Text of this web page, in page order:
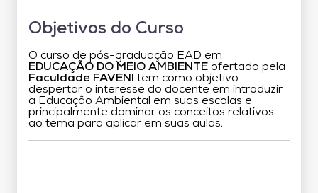
Objetivos do Curso
O curso de pós-graduação EAD em
EDUCAÇÃO DO MEIO AMBIENTE ofertado pela
Faculdade FAVENI
tem como objetivo
despertar o interesse do docente em introduzir
a Educação Ambiental em suas escolas e
principalmente dominar os conceitos relativos
ao tema para aplicar em suas aulas.